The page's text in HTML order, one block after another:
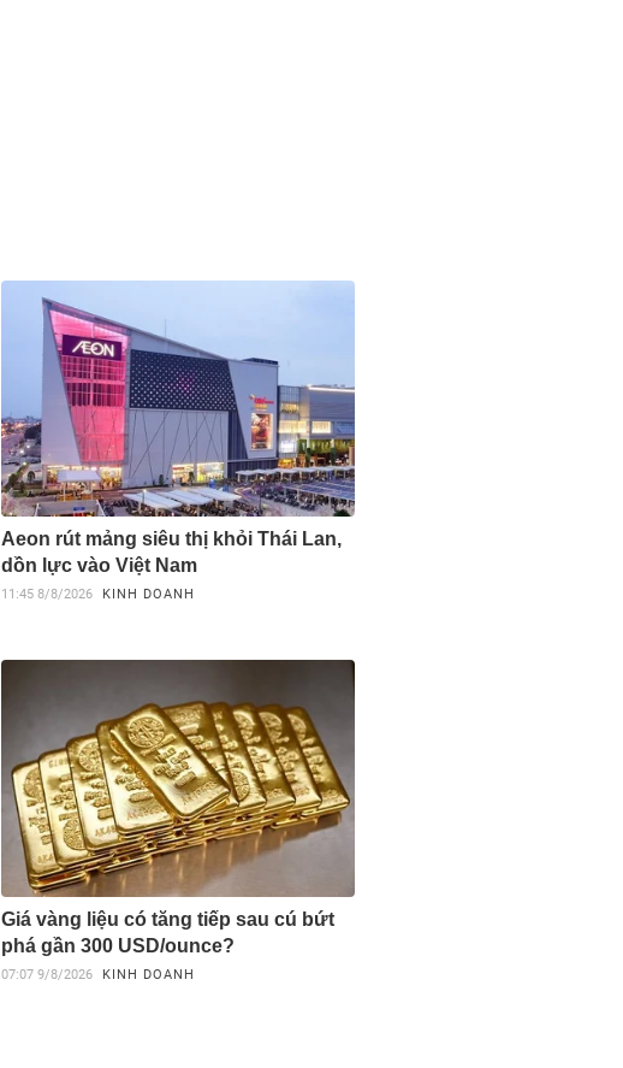
Aeon rút mảng siêu thị khỏi Thái Lan,
dồn lực vào Việt Nam
11:45 8/8/2026 KINH DOANH
Giá vàng liệu có tăng tiếp sau cú bứt
phá gần 300 USD/ounce?
07:07 9/8/2026 KINH DOANH